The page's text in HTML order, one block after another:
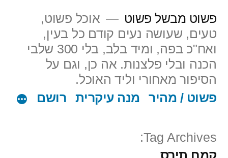
לתוכן
פשוט מבשל פשוט
אוכל פשוט,
טעים, שעושה נעים קודם כל בעין,
ואח"כ בפה, ומיד בלב, בלי 300 שלבי
הכנה ובלי פלצנות. אה כן, וגם על
הסיפור מאחורי וליד האוכל.
פשוט / מהיר
מנה עיקרית רושם
Tag Archives:
קמח תירס